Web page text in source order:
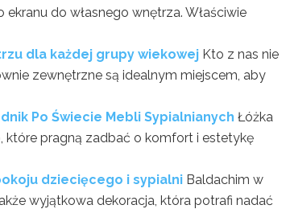
do własnego wnętrza. Właściwie
dla każdej grupy wiekowej Kto z nas nie
zewnętrzne są idealnym miejscem, aby
Po Świecie Mebli Sypialnianych Łóżka
pragną zadbać o komfort i estetykę
dziecięcego i sypialni Baldachim w
wyjątkowa dekoracja, która potrafi nadać